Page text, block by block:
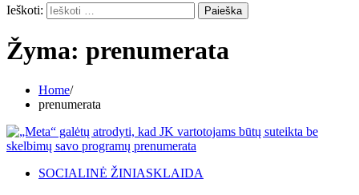
Ieškoti:
Žyma: prenumerata
Home
prenumerata
SOCIALINĖ ŽINIASKLAIDA